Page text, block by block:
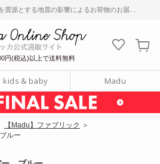
とする地震の影響によるお荷物のお届けについて
円(税込)以上で送料無料
kids & baby Madu
【Madu】ファブリック ＞
ルー